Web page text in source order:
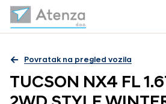
Povratak na pregled vozila
TUCSON NX4 FL